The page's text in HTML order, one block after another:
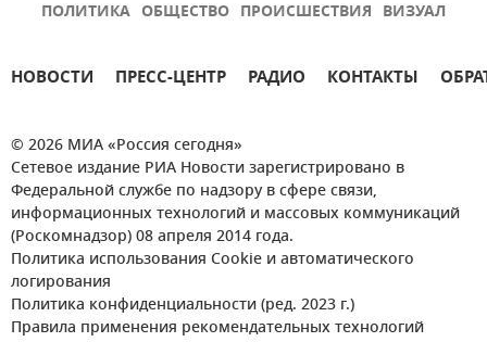
ПОЛИТИКА ОБЩЕСТВО ПРОИСШЕСТВИЯ ВИЗУАЛ
НОВОСТИ ПРЕСС-ЦЕНТР РАДИО КОНТАКТЫ
© 2026 МИА «Россия сегодня»
Сетевое издание РИА Новости зарегистрировано в
Федеральной службе по надзору в сфере связи,
информационных технологий и массовых коммуникаций
(Роскомнадзор) 08 апреля 2014 года.
Политика использования Cookie и автоматического
логирования
Политика конфиденциальности (ред. 2023 г.)
Правила применения рекомендательных технологий